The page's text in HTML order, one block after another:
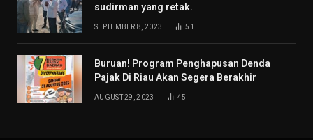
sudirman yang retak.
SEPTEMBER 8, 2023 51
Buruan! Program Penghapusan Denda
Pajak Di Riau Akan Segera Berakhir
AUGUST 29, 2023 45